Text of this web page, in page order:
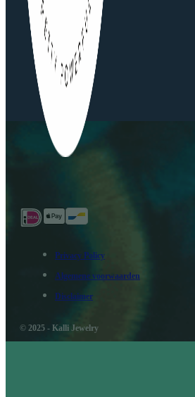
Privacy Policy
Algemene voorwaarden
Disclaimer
© 2025 - Kalli Jewelry